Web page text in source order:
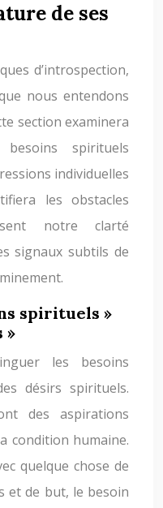
de ses
d’introspection,
nous entendons
section examinera
spirituels
individuelles
les obstacles
notre clarté
signaux subtils de
spirituels »
»
les besoins
désirs spirituels.
des aspirations
condition humaine.
quelque chose de
et de but, le besoin